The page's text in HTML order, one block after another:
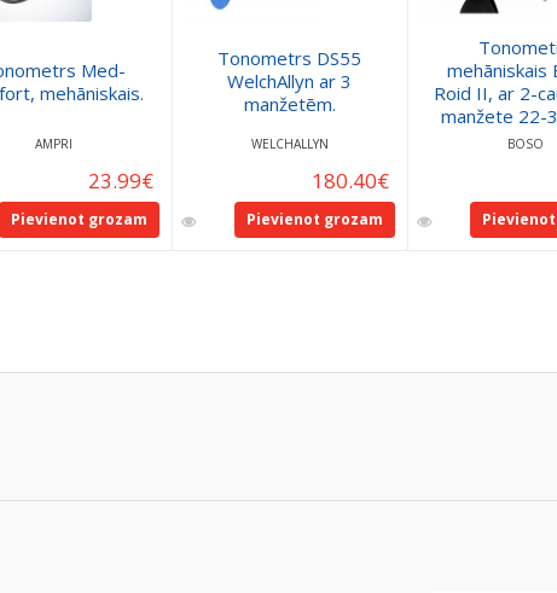
Med-
mehāniskais.
AMPRI
23.99€
Pievienot grozam
Tonometrs DS55
WelchAllyn ar 3
manžetēm.
WELCHALLYN
180.40€
Pievienot grozam
mehāniskais
Roid II, ar 2-
manžete 22-
BOSO